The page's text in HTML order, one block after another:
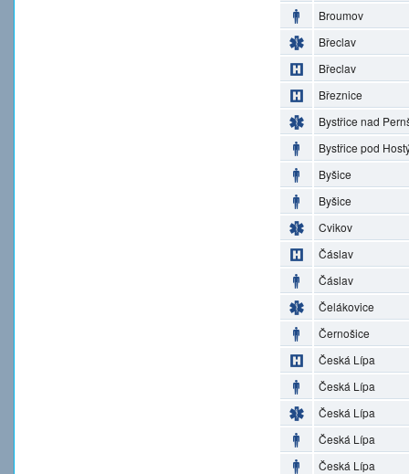
Broumov
Břeclav
Břeclav
Březnice
Bystřice nad
Bystřice pod
Byšice
Byšice
Cvikov
Čáslav
Čáslav
Čelákovice
Černošice
Česká Lípa
Česká Lípa
Česká Lípa
Česká Lípa
Česká Lípa